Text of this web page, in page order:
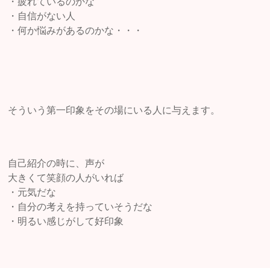
・自信がない人
・何か悩みがあるのかな・・・
そういう第一印象をその場にいる人に与えます。
自己紹介の時に、声が
大きくて笑顔の人がいれば
・元気だな
・自分の考えを持っていそうだな
・明るい感じがして好印象